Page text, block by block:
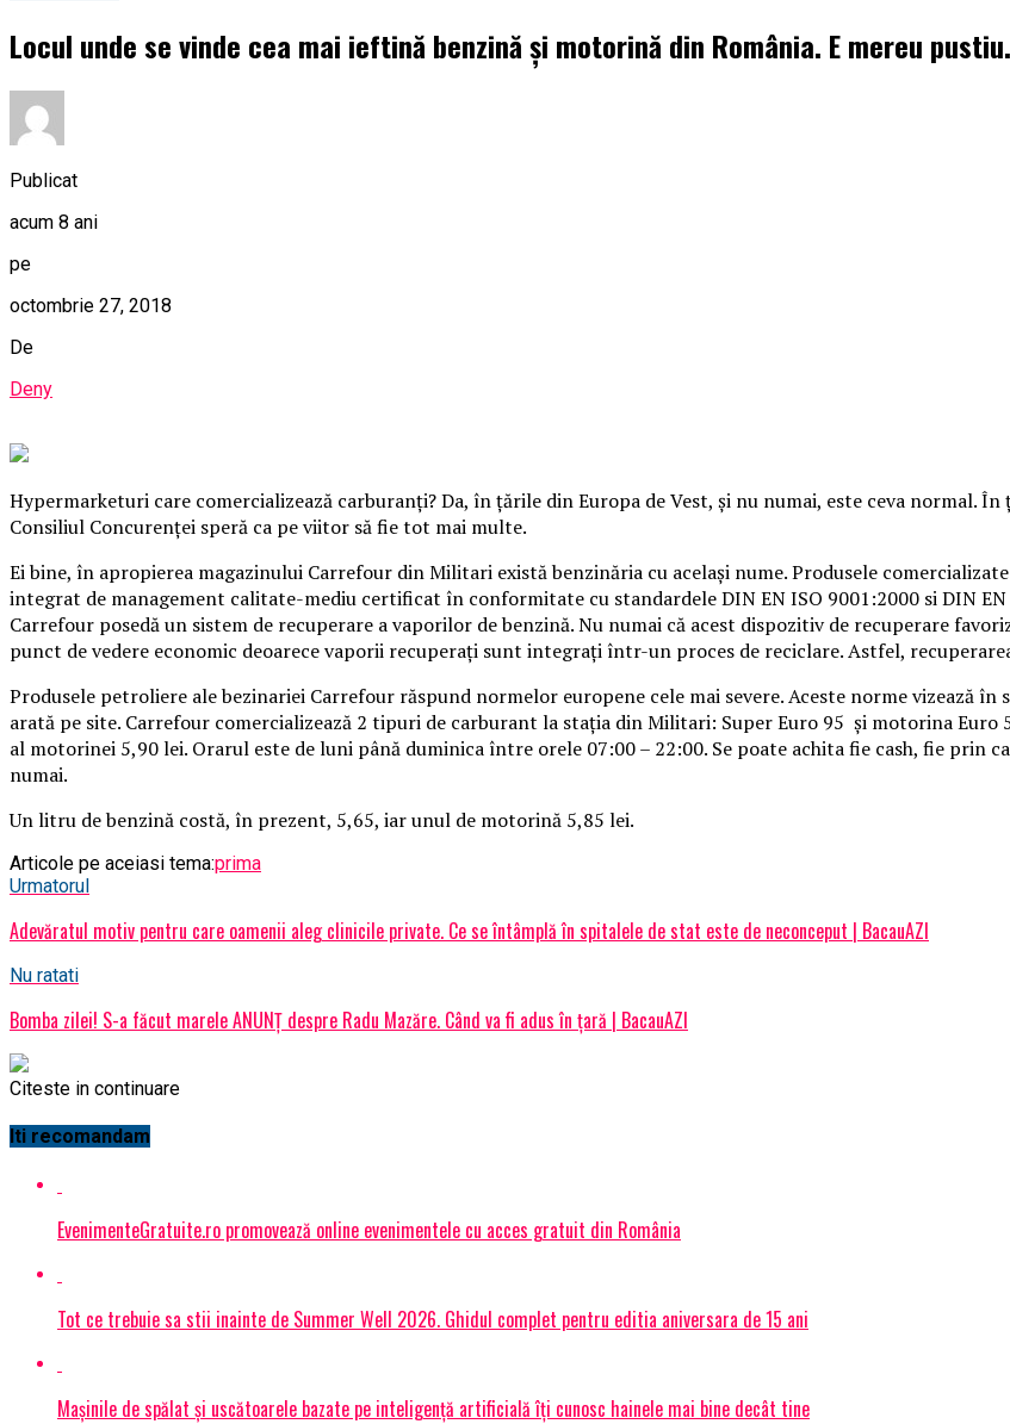
Locul unde se vinde cea mai ieftină benzină și motorină din România. E mereu
Publicat
acum 8 ani
pe
octombrie 27, 2018
De
Deny
Hypermarketuri care comercializează carburanţi? Da, în ţările din Europa de Vest, şi nu numai, este ceva normal.
Consiliul Concurenţei speră ca pe viitor să fie tot mai multe.
Ei bine, în apropierea magazinului Carrefour din Militari există benzinăria cu acelaşi nume. Produsele
integrat de management calitate-mediu certificat în conformitate cu standardele DIN EN ISO 9001:2000 si DIN
Carrefour posedă un sistem de recuperare a vaporilor de benzină. Nu numai că acest dispozitiv de recuperare
punct de vedere economic deoarece vaporii recuperaţi sunt integraţi într-un proces de reciclare. Astfel,
Produsele petroliere ale bezinariei Carrefour răspund normelor europene cele mai severe. Aceste norme vizează
arată pe site. Carrefour comercializează 2 tipuri de carburant la staţia din Militari: Super Euro 95 şi motorina
al motorinei 5,90 lei. Orarul este de luni până duminica între orele 07:00 – 22:00. Se poate achita fie cash, fie prin
numai.
Un litru de benzină costă, în prezent, 5,65, iar unul de motorină 5,85 lei.
Articole pe aceiasi tema:prima
Urmatorul
Adevăratul motiv pentru care oamenii aleg clinicile private. Ce se întâmplă în spitalele de stat este de neconceput | BacauAZI
Nu ratati
Bomba zilei! S-a făcut marele ANUNȚ despre Radu Mazăre. Când va fi adus în țară | BacauAZI
Citeste in continuare
Iti recomandam
EvenimenteGratuite.ro promovează online evenimentele cu acces gratuit din România
Tot ce trebuie sa stii inainte de Summer Well 2026. Ghidul complet pentru editia aniversara de 15 ani
Mașinile de spălat și uscătoarele bazate pe inteligență artificială îți cunosc hainele mai bine decât tine